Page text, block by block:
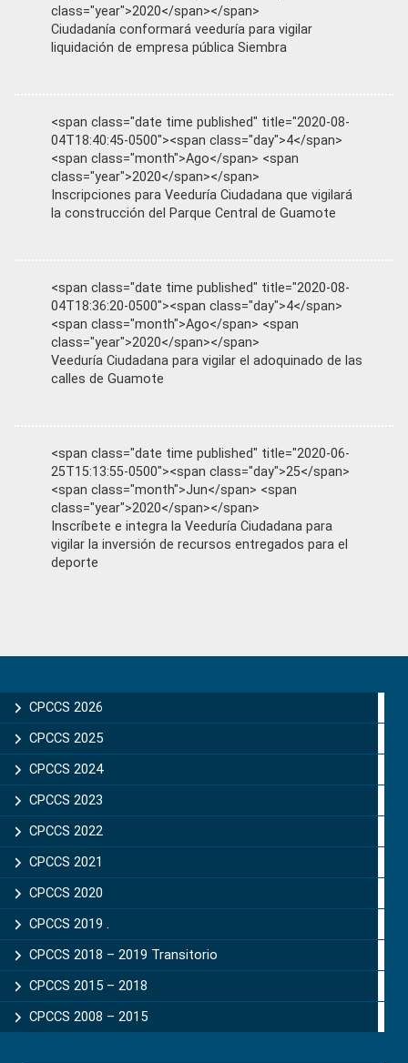
class="year">2020</span></span>
Ciudadanía conformará veeduría para vigilar
liquidación de empresa pública Siembra
<span class="date time published" title="2020-08-
04T18:40:45-0500"><span class="day">4</span>
<span class="month">Ago</span> <span
class="year">2020</span></span>
Inscripciones para Veeduría Ciudadana que vigilará
la construcción del Parque Central de Guamote
<span class="date time published" title="2020-08-
04T18:36:20-0500"><span class="day">4</span>
<span class="month">Ago</span> <span
class="year">2020</span></span>
Veeduría Ciudadana para vigilar el adoquinado de las
calles de Guamote
<span class="date time published" title="2020-06-
25T15:13:55-0500"><span class="day">25</span>
<span class="month">Jun</span> <span
class="year">2020</span></span>
Inscríbete e integra la Veeduría Ciudadana para
vigilar la inversión de recursos entregados para el
deporte
Sidebar
CPCCS 2026
CPCCS 2025
CPCCS 2024
CPCCS 2023
CPCCS 2022
CPCCS 2021
CPCCS 2020
CPCCS 2019 .
CPCCS 2018 – 2019 Transitorio
CPCCS 2015 – 2018
CPCCS 2008 – 2015